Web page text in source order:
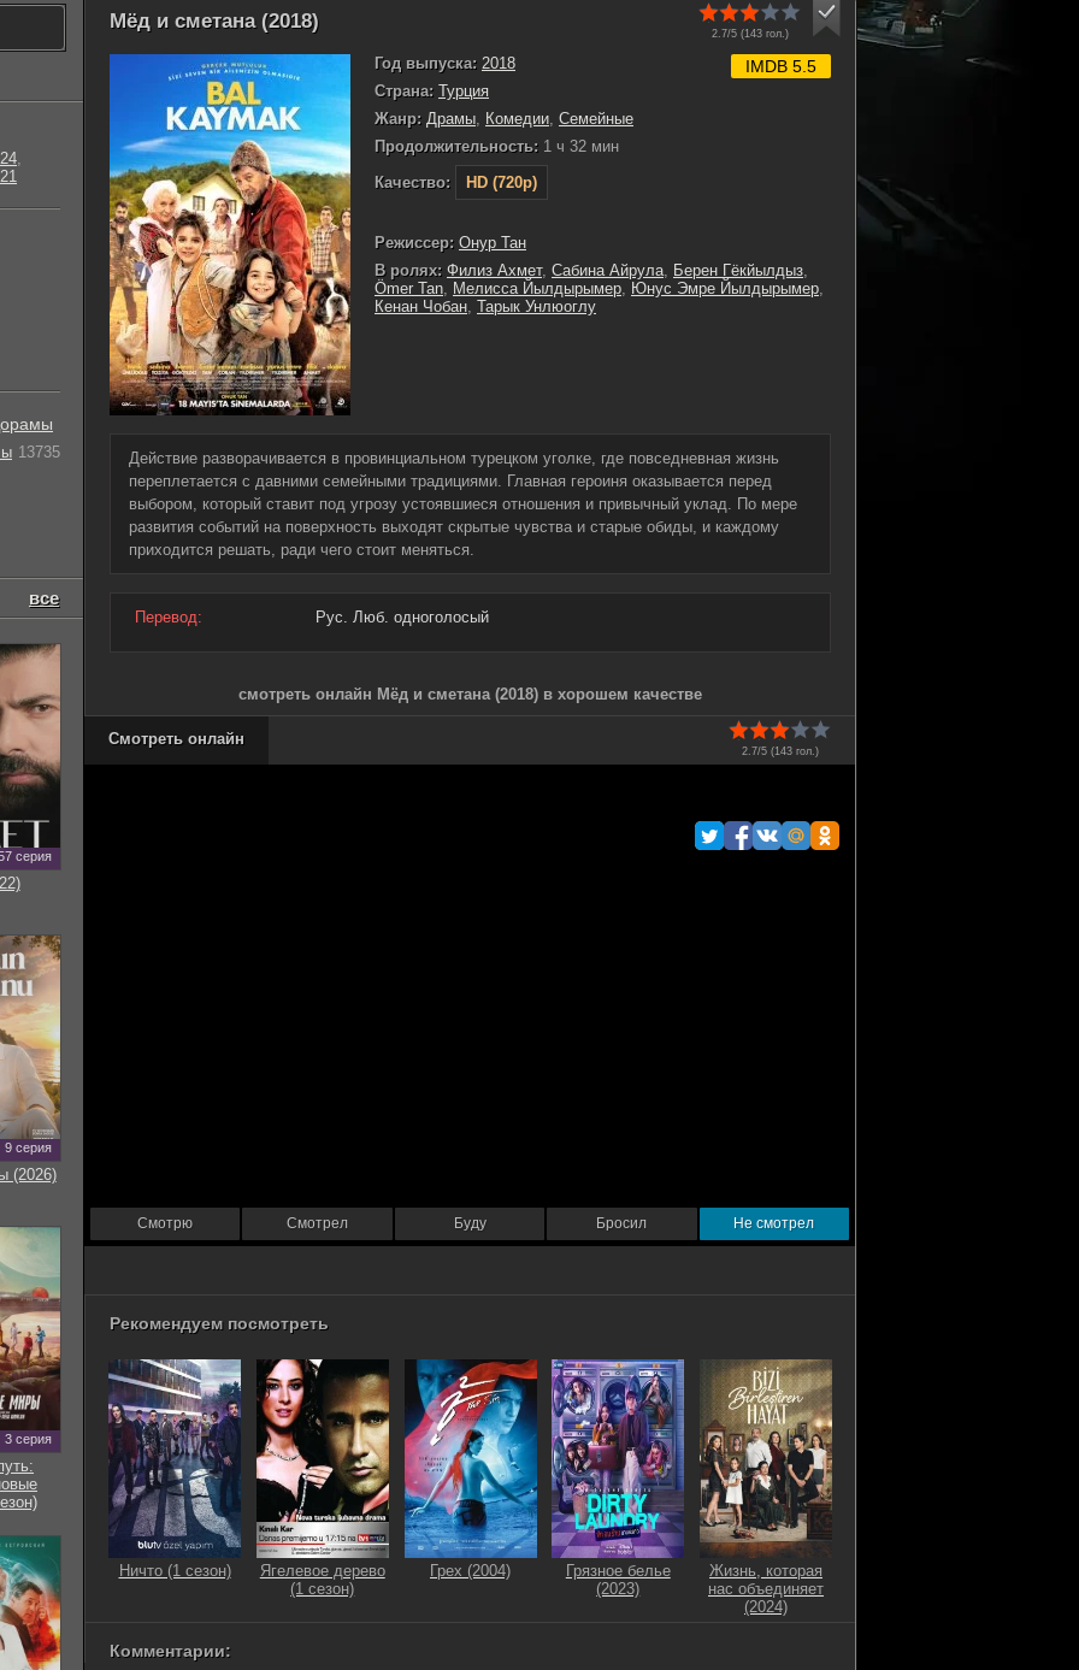
Мёд и сметана (2018)
2.7/5 (143гол.)
Год выпуска: 2018
Страна: Турция
Жанр: Драмы, Комедии, Семейные
Продолжительность: 1 ч 32 мин
Качество:
HD (720p)
IMDB 5.5
Режиссер: Онур Тан
В ролях: Филиз Ахмет, Сабина Айрула, Берен Гёкйылдыз,
Ömer Tan, Мелисса Йылдырымер, Юнус Эмре Йылдырымер,
Кенан Чобан, Тарык Унлюоглу
Действие разворачивается в провинциальном турецком уголке, где повседневная жизнь
переплетается с давними семейными традициями. Главная героиня оказывается перед
выбором, который ставит под угрозу устоявшиеся отношения и привычный уклад. По мере
развития событий на поверхность выходят скрытые чувства и старые обиды, и каждому
приходится решать, ради чего стоит меняться.
Перевод: Рус. Люб. одноголосый
смотреть онлайн Мёд и сметана (2018) в хорошем качестве
2.7/5 (143гол.)
Смотреть онлайн
Смотрю Смотрел Буду Бросил Не смотрел
Рекомендуем посмотреть
Ничто (1 сезон)
Ягелевое дерево
(1 сезон)
Грех (2004)
Грязное белье
(2023)
Жизнь, которая
нас объединяет
(2024)
Комментарии:
,
13735
все
серия
9 серия
(2026)
3 серия